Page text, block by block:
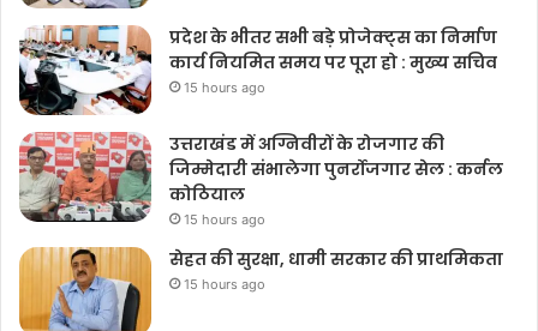
प्रदेश के भीतर सभी बड़े प्रोजेक्ट्स का निर्माण
कार्य नियमित समय पर पूरा हो : मुख्य सचिव
15 hours ago
उत्तराखंड में अग्निवीरों के रोजगार की
जिम्मेदारी संभालेगा पुनर्रोजगार सेल : कर्नल
कोठियाल
15 hours ago
सेहत की सुरक्षा, धामी सरकार की प्राथमिकता
15 hours ago